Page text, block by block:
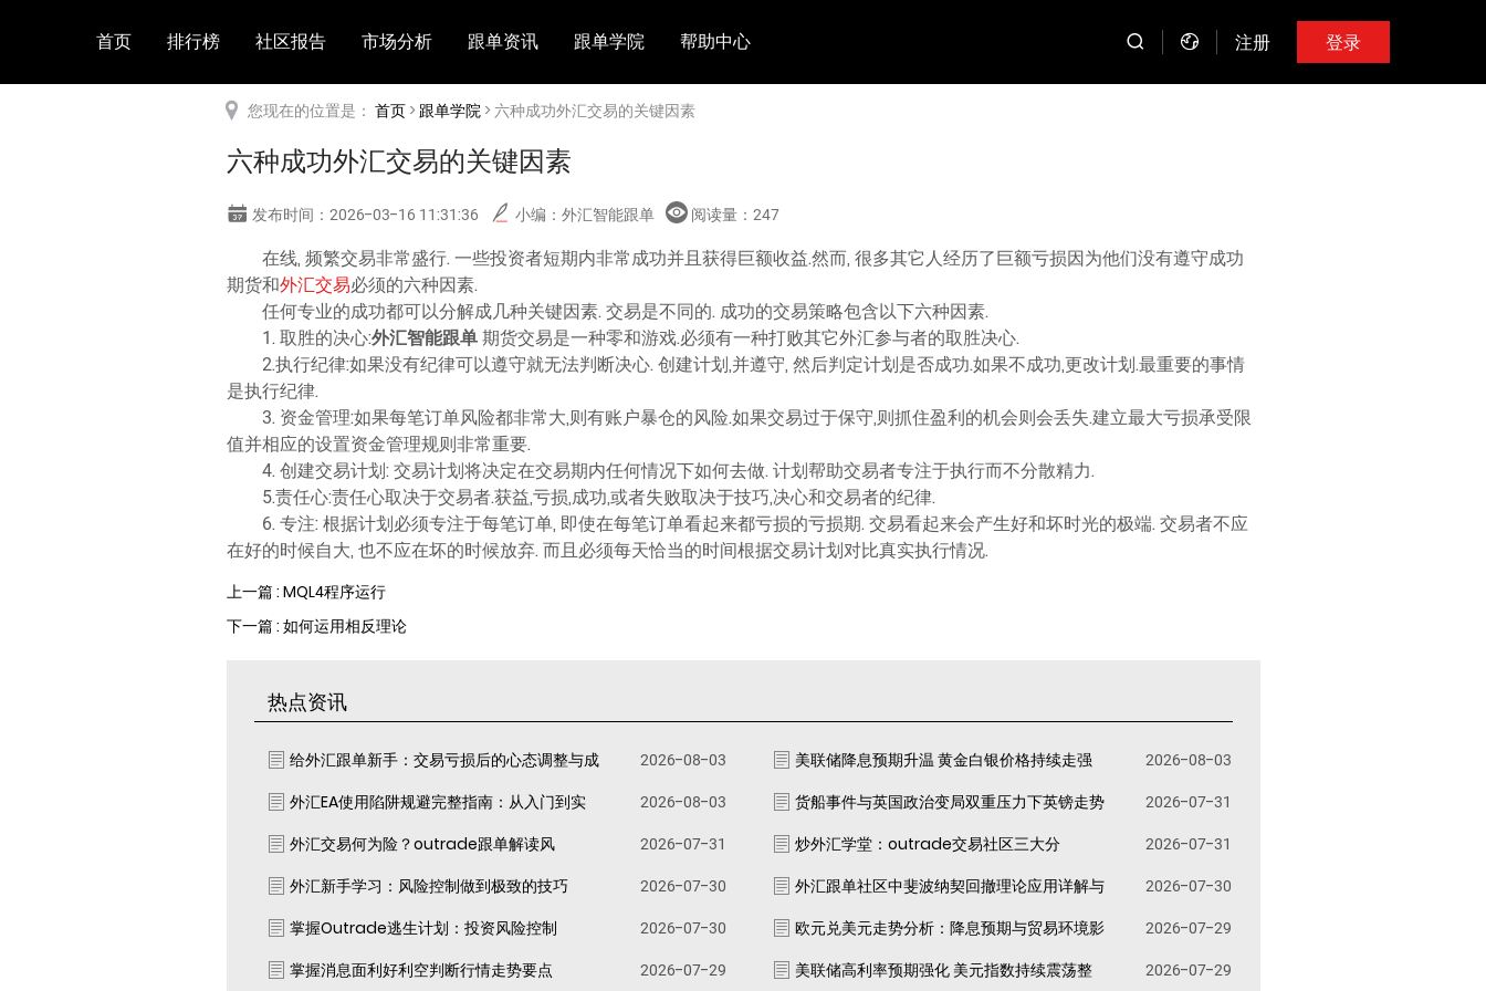
首页 排行榜 社区报告 市场分析 跟单资讯 跟单学院 帮助中心 注册 登录
您现在的位置是： 首页>跟单学院> 六种成功外汇交易的关键因素
六种成功外汇交易的关键因素
发布时间：2026-03-16 11:31:36 小编：外汇智能跟单 阅读量： 247
在线, 频繁交易非常盛行. 一些投资者短期内非常成功并且获得巨额收益.然而, 很多其它人经历了巨额亏损因为他们没有遵守成功
期货和外汇交易必须的六种因素.
任何专业的成功都可以分解成几种关键因素. 交易是不同的. 成功的交易策略包含以下六种因素.
1. 取胜的决心:外汇智能跟单期货交易是一种零和游戏.必须有一种打败其它外汇参与者的取胜决心.
2.执行纪律:如果没有纪律可以遵守就无法判断决心. 创建计划,并遵守, 然后判定计划是否成功.如果不成功,更改计划.最重要的事情
是执行纪律.
3. 资金管理:如果每笔订单风险都非常大,则有账户暴仓的风险.如果交易过于保守,则抓住盈利的机会则会丢失.建立最大亏损承受限
值并相应的设置资金管理规则非常重要.
4. 创建交易计划: 交易计划将决定在交易期内任何情况下如何去做. 计划帮助交易者专注于执行而不分散精力.
5.责任心:责任心取决于交易者.获益,亏损,成功,或者失败取决于技巧,决心和交易者的纪律.
6. 专注: 根据计划必须专注于每笔订单, 即使在每笔订单看起来都亏损的亏损期. 交易看起来会产生好和坏时光的极端. 交易者不应
在好的时候自大, 也不应在坏的时候放弃. 而且必须每天恰当的时间根据交易计划对比真实执行情况.
上一篇 : MQL4程序运行
下一篇 : 如何运用相反理论
热点资讯
给外汇跟单新手：交易亏损后的心态调整与成 2026-08-03 美联储降息预期升温 黄金白银价格持续走强
2026-08-03
外汇EA使用陷阱规避完整指南：从入门到实
2026-08-03 货船事件与英国政治变局双重压力下英镑走势
2026-07-31
外汇交易何为险？outrade跟单解读风
2026-07-31 炒外汇学堂：outrade交易社区三大分
2026-07-31
外汇新手学习：风险控制做到极致的技巧
2026-07-30 外汇跟单社区中斐波纳契回撤理论应用详解与
2026-07-30
掌握Outrade逃生计划：投资风险控制
2026-07-30 欧元兑美元走势分析：降息预期与贸易环境影
2026-07-29
掌握消息面利好利空判断行情走势要点
2026-07-29 美联储高利率预期强化 美元指数持续震荡整 2026-07-29